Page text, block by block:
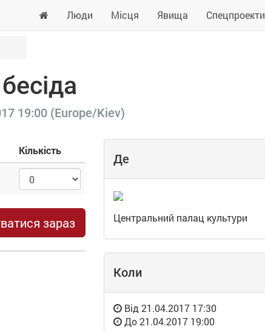
Люди Місця Явища Спецпроекти
19:00 (Europe/Kiev)
Кількість
зараз
Де
Центральний палац культури
Коли
Від 21.04.2017 17:30
До21.04.2017 19:00